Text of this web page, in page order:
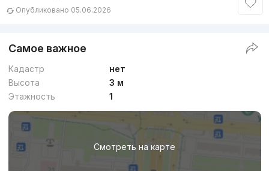
Опубликовано 05.06.2026
Самое важное
Кадастр
нет
Высота
3 м
Этажность
1
Смотреть на карте